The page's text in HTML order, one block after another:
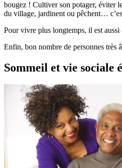
bougez ! Cultiver son potager, éviter
du village, jardinent ou pêchent…
Pour vivre plus longtemps, il est
Enfin, bon nombre de personnes très
Sommeil et vie sociale